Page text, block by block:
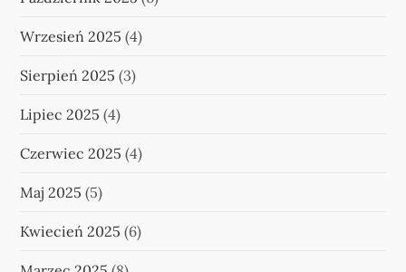
Wrzesień 2025 (4)
Sierpień 2025 (3)
Lipiec 2025 (4)
Czerwiec 2025 (4)
Maj 2025 (5)
Kwiecień 2025 (6)